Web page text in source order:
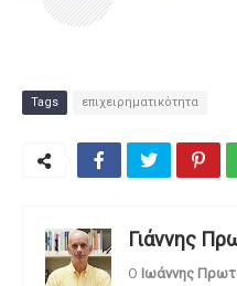
Tags επιχειρηματικότητα
Γιάννης
O Ιωάννης